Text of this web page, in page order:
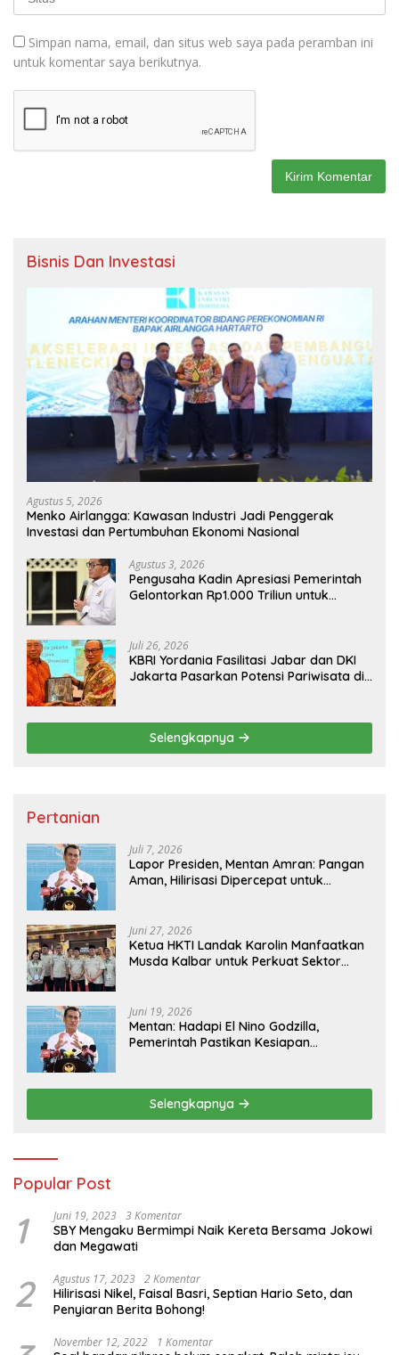
Simpan nama, email, dan situs web saya pada peramban ini
untuk komentar saya berikutnya.
Bisnis Dan Investasi
Agustus 5, 2026
Menko Airlangga: Kawasan Industri Jadi Penggerak
Investasi dan Pertumbuhan Ekonomi Nasional
Agustus 3, 2026
Pengusaha Kadin Apresiasi Pemerintah
Gelontorkan Rp1.000 Triliun untuk
Juli 26, 2026
KBRI Yordania Fasilitasi Jabar dan DKI
Jakarta Pasarkan Potensi Pariwisata di
Selengkapnya
Pertanian
Juli 7, 2026
Lapor Presiden, Mentan Amran: Pangan
Aman, Hilirisasi Dipercepat untuk
Juni 27, 2026
Ketua HKTI Landak Karolin Manfaatkan
Musda Kalbar untuk Perkuat Sektor
Juni 19, 2026
Mentan: Hadapi El Nino Godzilla,
Pemerintah Pastikan Kesiapan
Selengkapnya
Popular Post
1 Juni 19, 2023 3 Komentar
SBY Mengaku Bermimpi Naik Kereta Bersama Jokowi
dan Megawati
2 Agustus 17, 2023 2 Komentar
Hilirisasi Nikel, Faisal Basri, Septian Hario Seto, dan
Penyiaran Berita Bohong!
November 12, 2022 1 Komentar